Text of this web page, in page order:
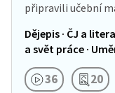
připravili učební
Dějepis · ČJ a
a svět práce ·
36 20